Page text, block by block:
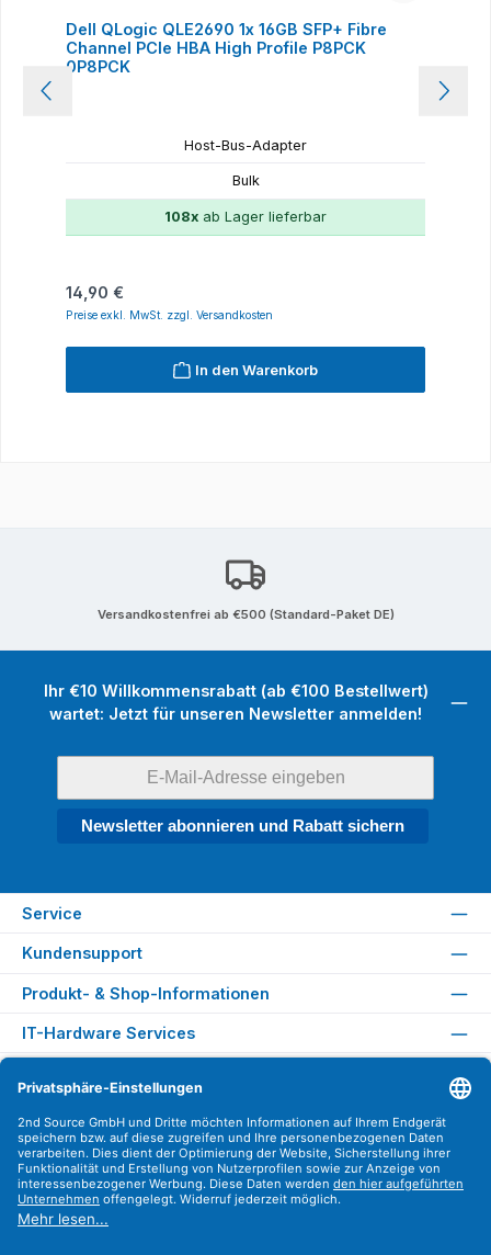
Dell QLogic QLE2690 1x 16GB SFP+ Fibre
Channel PCIe HBA High Profile P8PCK
0P8PCK
Host-Bus-Adapter
Bulk
108x ab Lager lieferbar
Regulärer Preis:
14,90 €
Preise exkl. MwSt. zzgl. Versandkosten
In den Warenkorb
Versandkostenfrei ab €500 (Standard-Paket DE)
Ihr €10 Willkommensrabatt (ab €100 Bestellwert)
wartet: Jetzt für unseren Newsletter anmelden!
Newsletter abonnieren und Rabatt sichern
Service
Kundensupport
Produkt- & Shop-Informationen
IT-Hardware Services
Versandarten
Zahlungsarten
Sicher Einkaufen
Find us on